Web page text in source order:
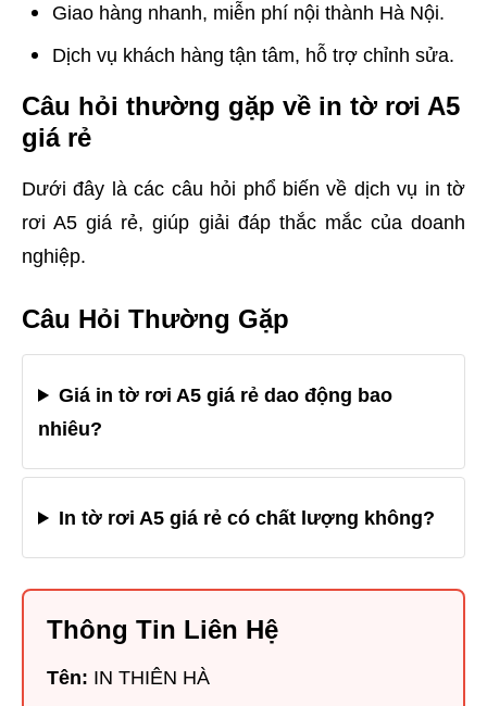
Giao hàng nhanh, miễn phí nội thành Hà Nội.
Dịch vụ khách hàng tận tâm, hỗ trợ chỉnh sửa.
Câu hỏi thường gặp về in tờ rơi A5
giá rẻ
Dưới đây là các câu hỏi phổ biến về dịch vụ in tờ
rơi A5 giá rẻ, giúp giải đáp thắc mắc của doanh
nghiệp.
Câu Hỏi Thường Gặp
Giá in tờ rơi A5 giá rẻ dao động bao
nhiêu?
In tờ rơi A5 giá rẻ có chất lượng không?
Thông Tin Liên Hệ
Tên: IN THIÊN HÀ